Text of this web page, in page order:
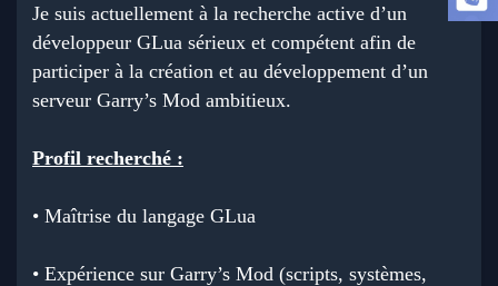
a
d
i
s
c
s
n
Je suis actuellement à la recherche active d’un
développeur GLua sérieux et compétent afin de
participer à la création et au développement d’un
serveur Garry’s Mod ambitieux.
Profil recherché :
• Maîtrise du langage GLua
• Expérience sur Garry’s Mod (scripts, systèmes,